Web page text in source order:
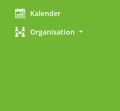
Kalender
Organisation